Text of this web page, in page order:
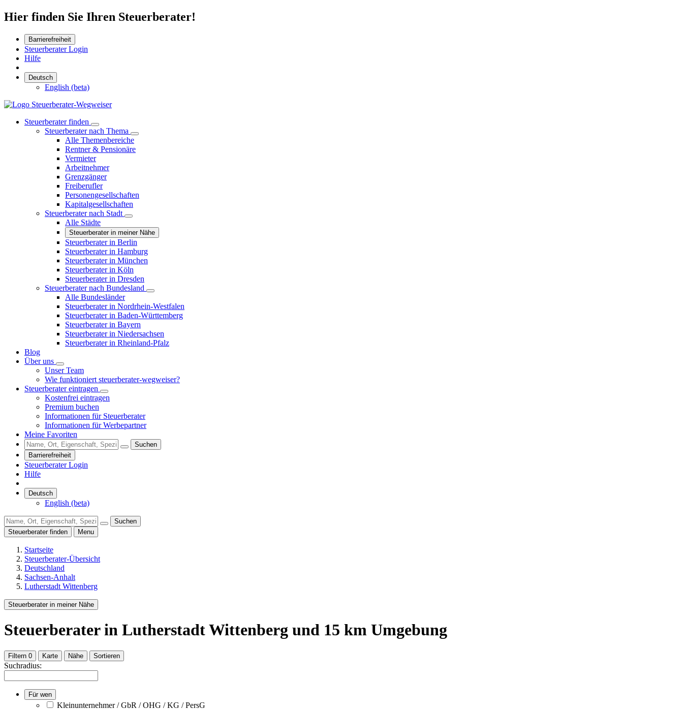
Hier finden Sie Ihren Steuerberater!
Barrierefreiheit
Steuerberater Login
Hilfe
Deutsch
English (beta)
Steuerberater finden
Steuerberater nach Thema
Alle Themenbereiche
Rentner & Pensionäre
Vermieter
Arbeitnehmer
Grenzgänger
Freiberufler
Personengesellschaften
Kapitalgesellschaften
Steuerberater nach Stadt
Alle Städte
Steuerberater in meiner Nähe
Steuerberater in Berlin
Steuerberater in Hamburg
Steuerberater in München
Steuerberater in Köln
Steuerberater in Dresden
Steuerberater nach Bundesland
Alle Bundesländer
Steuerberater in Nordrhein-Westfalen
Steuerberater in Baden-Württemberg
Steuerberater in Bayern
Steuerberater in Niedersachsen
Steuerberater in Rheinland-Pfalz
Blog
Über uns
Unser Team
Wie funktioniert steuerberater-wegweiser?
Steuerberater eintragen
Kostenfrei eintragen
Premium buchen
Informationen für Steuerberater
Informationen für Werbepartner
Meine Favoriten
Suchen
Barrierefreiheit
Steuerberater Login
Hilfe
Deutsch
English (beta)
Suchen
Steuerberater finden
Menu
Startseite
Steuerberater-Übersicht
Deutschland
Sachsen-Anhalt
Lutherstadt Wittenberg
Steuerberater in meiner Nähe
Steuerberater in Lutherstadt Wittenberg und 15 km Umgebung
Filtern 0 Karte Nähe Sortieren
Suchradius:
Für wen
Kleinunternehmer / GbR / OHG / KG / PersG